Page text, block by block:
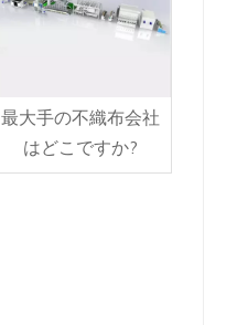
最大手の不織布会社
はどこですか?